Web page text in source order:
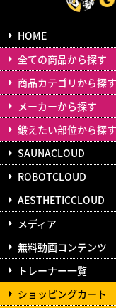
HOME
全ての商品から探す
商品カテゴリから探す
メーカーから探す
鍛えたい部位から探す
SAUNACLOUD
ROBOTCLOUD
AESTHETICCLOUD
メディア
無料動画コンテンツ
トレーナー一覧
ショッピングカート